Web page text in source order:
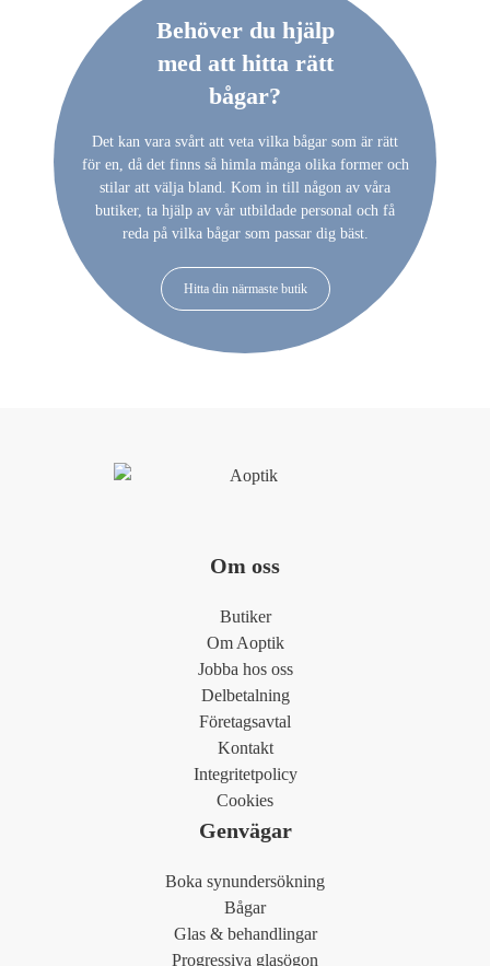
Behöver du hjälp
med att hitta rätt
bågar?
Det kan vara svårt att veta vilka bågar som är rätt
för en, då det finns så himla många olika former och
stilar att välja bland. Kom in till någon av våra
butiker, ta hjälp av vår utbildade personal och få
reda på vilka bågar som passar dig bäst.
Hitta din närmaste butik
Om oss
Butiker
Om Aoptik
Jobba hos oss
Delbetalning
Företagsavtal
Kontakt
Integritetpolicy
Cookies
Genvägar
Boka synundersökning
Bågar
Glas & behandlingar
Progressiva glasögon